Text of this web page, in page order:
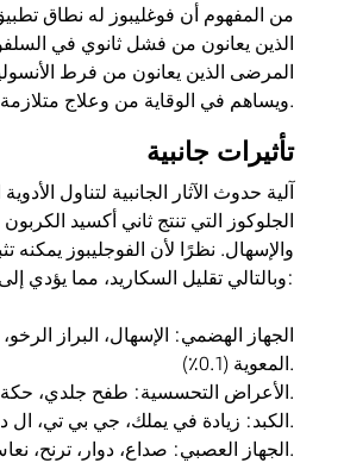
من المفهوم أن فوغليبوز له نطاق
الذين يعانون من فشل ثانوي في
المرضى الذين يعانون من فرط
ويساهم في الوقاية من وعلاج متلازمة التمثيل الغذائي مثل المضاعفات القلبية الوعائية.
تأثيرات جانبية
آلية حدوث الآثار الجانبية لتناول
الجلوكوز التي تنتج ثاني أكسيد
والإسهال. نظرًا لأن الفوجليبوز
وبالتالي تقليل السكاريد، مما يؤدي إلى انخفاض حدوث الآثار الجانبية. ومن المعروف أن له الآثار الجانبية التالية:
المعوية (0.1٪).
2. الأعراض التحسسية: طفح جلدي، حكة، حساسية للضوء (نسبة حدوث 0.1% أو أقل).
3. الكبد: زيادة في يملك، جي بي تي، ال دي اتش، غاما-جي تي بي،حزب العمال الأسترالي (بنسبة حدوث 0.1%).
4. الجهاز العصبي: صداع، دوار، ترنح، نعاس (نسبة حدوثه 0.1%).